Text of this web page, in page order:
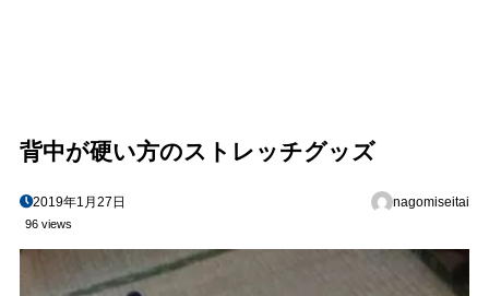
背中が硬い方のストレッチグッズ
2019年1月27日 nagomiseitai
96 views